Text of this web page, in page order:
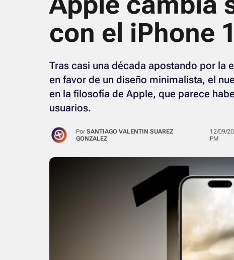
con el iPhone
Tras casi una década apostando por la
en favor de un diseño minimalista, el
en la filosofía de Apple, que parece
usuarios.
PorSANTIAGO VALENTIN SUAREZ
GONZALEZ
12/09/2024 · 07:25
PM